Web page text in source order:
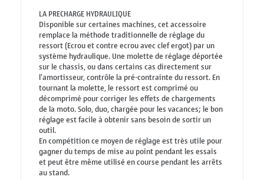
LA PRECHARGE HYDRAULIQUE
Disponible sur certaines machines, cet accessoire
remplace la méthode traditionnelle de réglage du
ressort (Ecrou et contre ecrou avec clef ergot) par un
système hydraulique. Une molette de réglage déportée
sur le chassis, ou dans certains cas directement sur
l'amortisseur, contrôle la pré-contrainte du ressort. En
tournant la molette, le ressort est comprimé ou
décomprimé pour corriger les effets de chargements
de la moto. Solo, duo, chargée pour les vacances; le bon
réglage est facile à obtenir sans besoin de sortir un
outil.
En compétition ce moyen de réglage est très utile pour
gagner du temps de mise au point pendant les essais
et peut être même utilisé en course pendant les arrêts
au stand.